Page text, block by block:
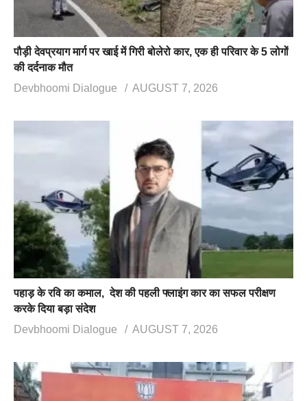
पौड़ी देवप्रयाग मार्ग पर खाई में गिरी बोलेरो कार, एक ही परिवार के 5 लोगों
की दर्दनाक मौत
Devbhoomi Dialogue
AUGUST 7, 2026
पहाड़ के रवि का कमाल, देश की पहली फ्लाइंग कार का सफल परीक्षण
करके दिया बड़ा संदेश
Devbhoomi Dialogue
AUGUST 7, 2026